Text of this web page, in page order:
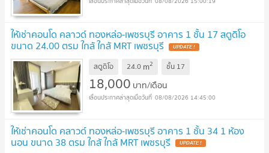
ให้เช่าคอนโด คลาวด์ ทองหล่อ-เพชรบุรี อาคาร 1 ชั้น 17 สตูดิโอ
ขนาด 24.00 ตรม ใกล้ ใกล้ MRT เพชรบุรี
สตูดิโอ 24.0 m2 ชั้น 17
18,000 บาท/เดือน
08/08/2026 14:45:00
ให้เช่าคอนโด คลาวด์ ทองหล่อ-เพชรบุรี อาคาร 1 ชั้น 34 1 ห้อง
นอน ขนาด 38 ตรม ใกล้ ใกล้ MRT เพชรบุรี